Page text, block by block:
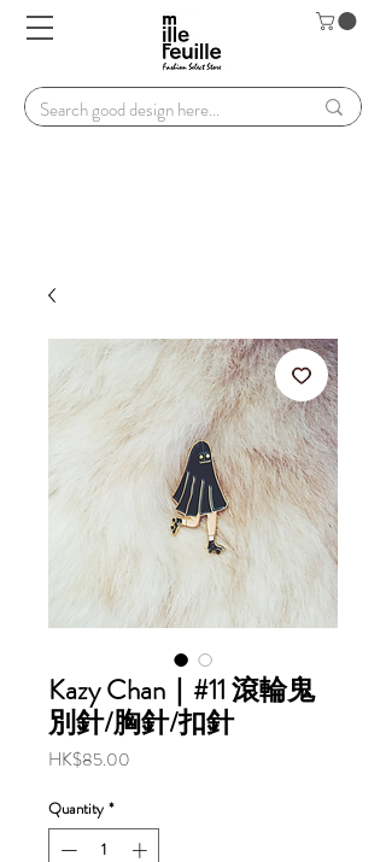
Kazy Chan｜#11 滾輪鬼
別針/胸針/扣針
HK$85.00
Quantity *